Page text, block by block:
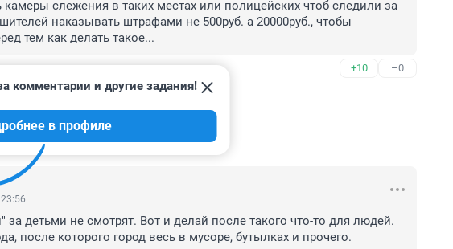
камеры слежения в таких местах или полицейских чтоб следили за
наказывать штрафами не 500руб. а 20000руб., чтобы
тем как делать такое...
+10 –0
комментарии и другие задания!
в профиле
детьми не смотрят. Вот и делай после такого что-то для людей.
после которого город весь в мусоре, бутылках и прочего.